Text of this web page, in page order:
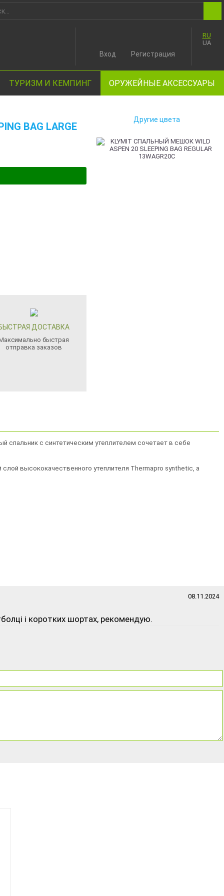
RU
UA
Вход Регистрация
ТУРИЗМ И КЕМПИНГ ОРУЖЕЙНЫЕ АКСЕССУАРЫ
BAG LARGE
ДОСТАВКА
быстрая
отправка заказов
Другие цвета
спальник с синтетическим утеплителем сочетает в себе
высококачественного утеплителя Thermapro synthetic, а
08.11.2024
і коротких шортах, рекомендую.